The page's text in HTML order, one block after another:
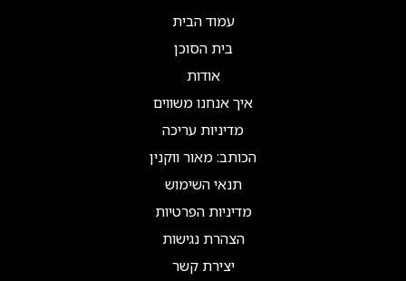
עמוד הבית
בית הסוכן
אודות
איך אנחנו משווים
מדיניות עריכה
הכותב: מאור ווקנין
תנאי השימוש
מדיניות הפרטיות
הצהרת נגישות
יצירת קשר